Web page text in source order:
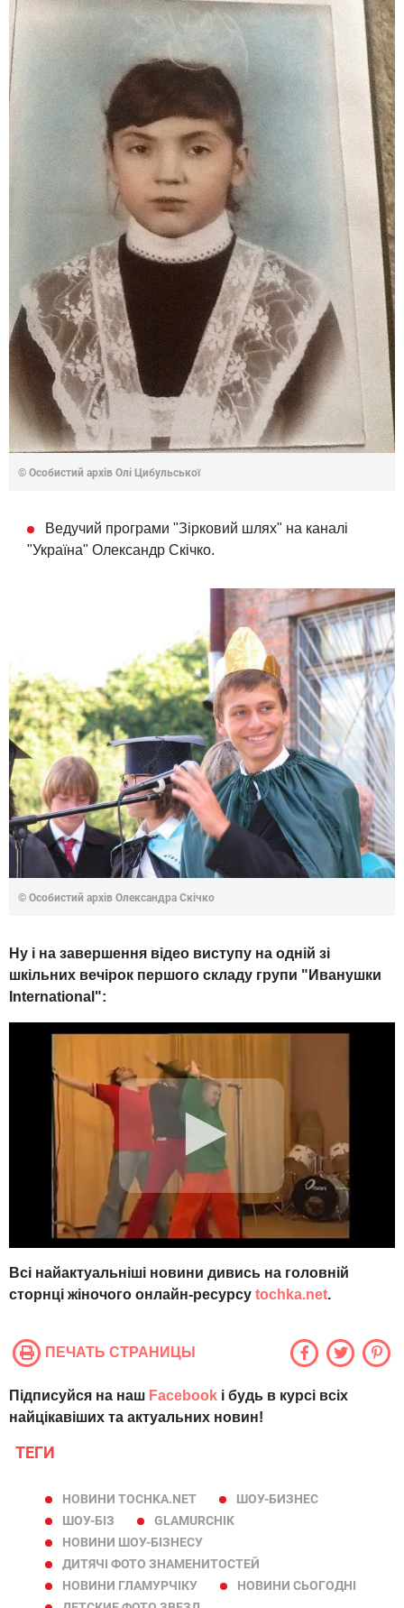
© Особистий архів Олі Цибульської
Ведучий програми "Зірковий шлях" на каналі
"Україна" Олександр Скічко.
© Особистий архів Олександра Скічко
Ну і на завершення відео виступу на одній зі
шкільних вечірок першого складу групи "Иванушки
International":
Всі найактуальніші новини дивись на головній
сторнці жіночого онлайн-ресурсу tochka.net.
ПЕЧАТЬ СТРАНИЦЫ
Підписуйся на наш Facebook і будь в курсі всіх
найцікавіших та актуальних новин!
ТЕГИ
НОВИНИ TOCHKA.NET
ШОУ-БИЗНЕС
ШОУ-БІЗ
GLAMURCHIK
НОВИНИ ШОУ-БІЗНЕСУ
ДИТЯЧІ ФОТО ЗНАМЕНИТОСТЕЙ
НОВИНИ ГЛАМУРЧІКУ
НОВИНИ СЬОГОДНІ